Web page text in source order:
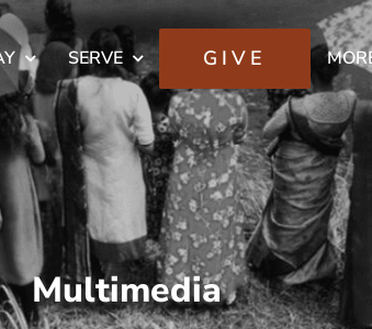
SERVE GIVE
Multimedia